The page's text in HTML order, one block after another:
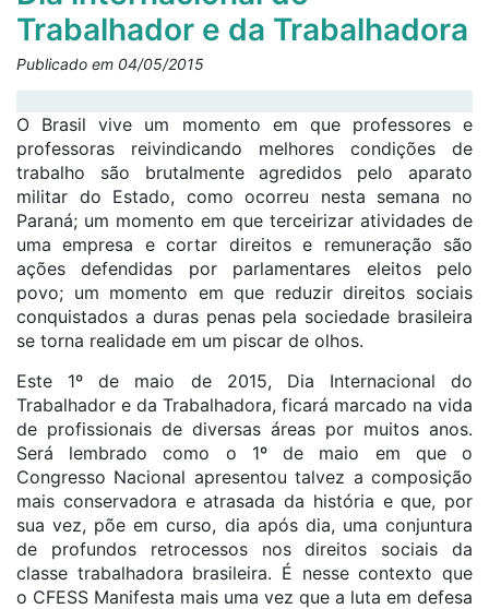
Trabalhador e da Trabalhadora
Publicado em 04/05/2015
O Brasil vive um momento em que professores e
professoras reivindicando melhores condições de
trabalho são brutalmente agredidos pelo aparato
militar do Estado, como ocorreu nesta semana no
Paraná; um momento em que terceirizar atividades de
uma empresa e cortar direitos e remuneração são
ações defendidas por parlamentares eleitos pelo
povo; um momento em que reduzir direitos sociais
conquistados a duras penas pela sociedade brasileira
se torna realidade em um piscar de olhos.
Este 1º de maio de 2015, Dia Internacional do
Trabalhador e da Trabalhadora, ficará marcado na vida
de profissionais de diversas áreas por muitos anos.
Será lembrado como o 1º de maio em que o
Congresso Nacional apresentou talvez a composição
mais conservadora e atrasada da história e que, por
sua vez, põe em curso, dia após dia, uma conjuntura
de profundos retrocessos nos direitos sociais da
classe trabalhadora brasileira. É nesse contexto que
o CFESS Manifesta mais uma vez que a luta em defesa